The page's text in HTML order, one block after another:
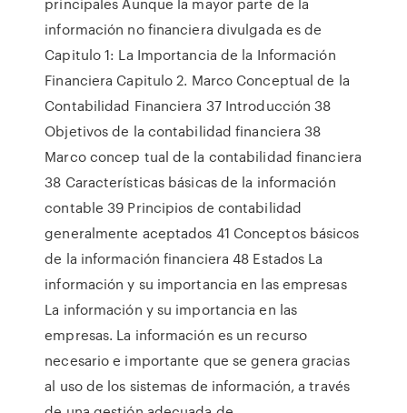
información no financiera divulgada es de
Capitulo 1: La Importancia de la Información
Financiera Capitulo 2. Marco Conceptual de la
Contabilidad Financiera 37 Introducción 38
Objetivos de la contabilidad financiera 38
Marco concep tual de la contabilidad financiera
38 Características básicas de la información
contable 39 Principios de contabilidad
generalmente aceptados 41 Conceptos básicos
de la información financiera 48 Estados La
información y su importancia en las empresas
La información y su importancia en las
empresas. La información es un recurso
necesario e importante que se genera gracias
al uso de los sistemas de información, a través